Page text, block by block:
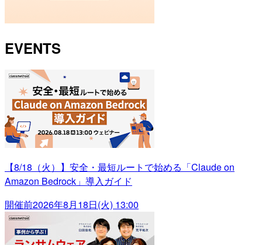
EVENTS
【8/18（火）】安全・最短ルートで始める「Claude on
Amazon Bedrock」導入ガイド
開催前2026年8月18日(火) 13:00